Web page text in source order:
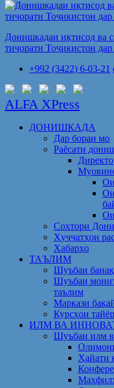
Донишкадаи иқтисод ва
тиҷорати Тоҷикистон
+992 (3422) 6-03-21
ALFA XPress
ДОНИШКАДА
Дар бораи мо
Раёсати
Сохтори
Ҳуҷҷатҳои
Хабарҳо
ТАЪЛИМ
Шуъбаи
Шуъбаи
таълим
Маркази
Курсҳои
ИЛМ ВА
Шуъбаи илм
Ҳайати